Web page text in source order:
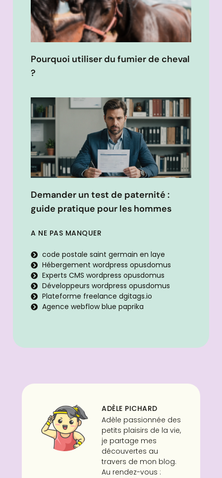
Pourquoi utiliser du fumier de cheval
?
Demander un test de paternité :
guide pratique pour les hommes
A NE PAS MANQUER
code postale saint germain en laye
Hébergement wordpress opusdomus
Experts CMS wordpress opusdomus
Développeurs wordpress opusdomus
Plateforme freelance dgitags.io
Agence webflow blue paprika
ADÈLE PICHARD
Adèle passionnée des
petits plaisirs de la vie,
je partage mes
découvertes au
travers de mon blog.
Au rendez-vous :